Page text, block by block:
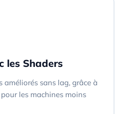
les Shaders
améliorés sans lag, grâce à
les machines moins